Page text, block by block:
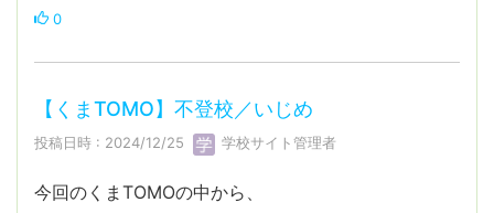
0
【くまTOMO】不登校／いじめ
投稿日時 : 2024/12/25 学校サイト管理者
今回のくまTOMOの中から、